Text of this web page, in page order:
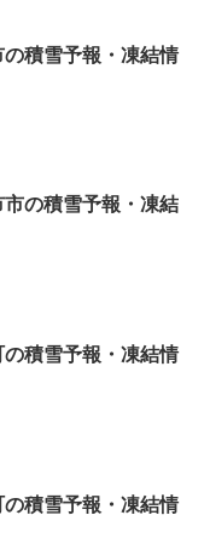
積雪予報・凍結情
の積雪予報・凍結
積雪予報・凍結情
積雪予報・凍結情